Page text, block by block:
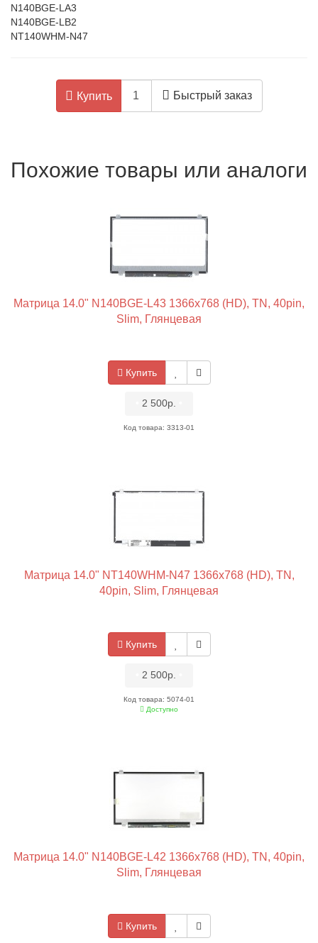
N140BGE-LA3
N140BGE-LB2
NT140WHM-N47
Купить Быстрый заказ
Похожие товары или аналоги
Матрица 14.0" N140BGE-L43 1366x768 (HD), TN, 40pin,
Slim, Глянцевая
Купить
2 500р.
Код товара: 3313-01
Матрица 14.0" NT140WHM-N47 1366x768 (HD), TN,
40pin, Slim, Глянцевая
Купить
2 500р.
Код товара: 5074-01
Доступно
Матрица 14.0" N140BGE-L42 1366x768 (HD), TN, 40pin,
Slim, Глянцевая
Купить